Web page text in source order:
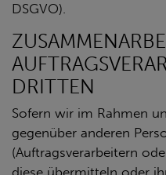
DSGVO).
DRITTEN
Sofern wir im Rahmen
gegenüber anderen
(Auftragsverarbeitern
diese übermitteln oder